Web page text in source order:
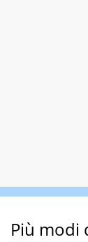
Più modi